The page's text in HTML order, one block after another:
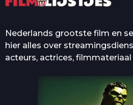
Nederlands grootste film en
hier alles over
acteurs, actrices, filmmateriaal